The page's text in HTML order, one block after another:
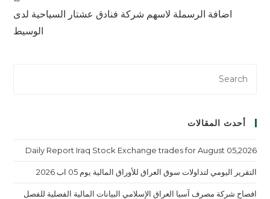
اضافة الرسملة لاسهم شركة فنادق عشتار السياحية لدى
الوسيط
أحدث المقالات
Daily Report Iraq Stock Exchange trades for August 05,2026
التقرير اليومي لتداولات سوق العراق للأوراق المالية يوم 05 اب 2026
افصاح شركة مصرف آسيا العراق الإسلامي البيانات المالية الفصلية للفصل